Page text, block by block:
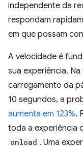
independente da
respondam
em que possam
A velocidade é
sua experiência.
carregamento da
10 segundos, a
aumenta em 123%.
toda a experiência
onload . Uma